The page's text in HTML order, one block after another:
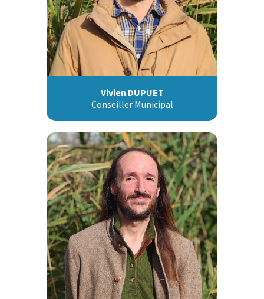
Vivien DUPUET
Conseiller Municipal